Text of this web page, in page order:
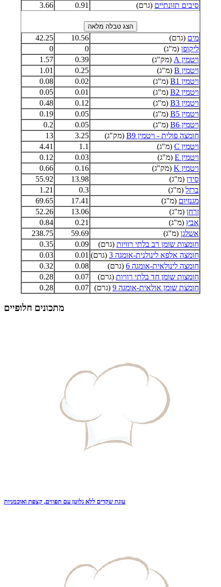
סיבים תזונתיים (גרם) 0.91
3.66
מים (גרם) 10.56
42.25
ליקופן (מ"ג) 0
0
ויטמין A
(מק"ג) 0.39
1.57
ויטמין B
(מ"ג) 0.25
1.01
ויטמין B1
(מ"ג) 0.02
0.08
ויטמין B2
(מ"ג) 0.01
0.05
ויטמין B3
(מ"ג) 0.12
0.48
ויטמין B5
(מ"ג) 0.05
0.19
ויטמין B6
(מ"ג) 0.05
0.2
חומצה פולית - ויטמין B9
(מק"ג) 3.25
13
ויטמין C
(מ"ג) 1.1
4.41
ויטמין E
(מ"ג) 0.03
0.12
ויטמין K
(מק"ג) 0.16
0.66
סידן (מ"ג) 13.98
55.92
ברזל (מ"ג) 0.3
1.21
מגנזיום (מ"ג) 17.41
69.65
זרחן (מ"ג) 13.06
52.26
אבץ (מ"ג) 0.21
0.84
אשלגן (מ"ג) 59.69
238.75
חומצות שומן רב בלתי רוויות (גרם) 0.09
0.35
חומצה אלפא לינולנית-אומגה 3
(גרם) 0.01
0.03
חומצה לינולאית-אומגה 6
(גרם) 0.08
0.32
חומצות שומן חד בלתי רוויות (גרם) 0.07
0.28
חומצת שומן אולאית-אומגה 9
(גרם) 0.07
0.28
מתכונים חלופיים
עוגת שקדים ללא גלוטן עם תפוזים, קצפת ואוכמניות